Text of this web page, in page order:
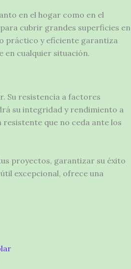
en el hogar como en el
cubrir grandes superficies en
práctico y eficiente garantiza
en cualquier situación.
Su resistencia a factores
su integridad y rendimiento a
que no ceda ante los
proyectos, garantizar su éxito
excepcional, ofrece una